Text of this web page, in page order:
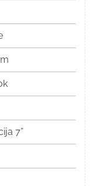
7”